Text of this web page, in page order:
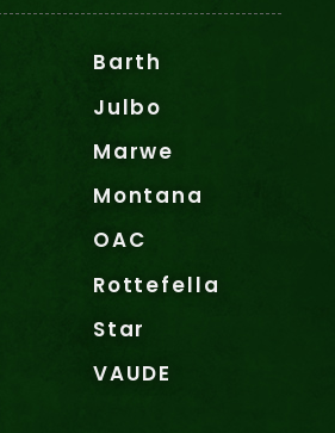
Barth
Julbo
Marwe
Montana
OAC
Rottefella
Star
VAUDE